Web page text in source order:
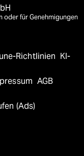
oder für Genehmigungen
Richtlinien KI-
AGB
(Ads)